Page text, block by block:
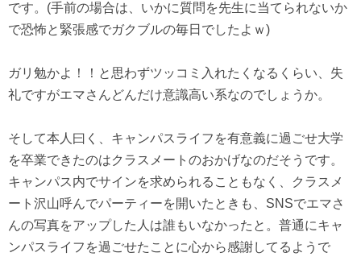
です。(手前の場合は、いかに質問を先生に当てられないか
で恐怖と緊張感でガクブルの毎日でしたよｗ)
ガリ勉かよ！！と思わずツッコミ入れたくなるくらい、失
礼ですがエマさんどんだけ意識高い系なのでしょうか。
そして本人曰く、キャンパスライフを有意義に過ごせ大学
を卒業できたのはクラスメートのおかげなのだそうです。
キャンパス内でサインを求められることもなく、クラスメ
ート沢山呼んでパーティーを開いたときも、SNSでエマさ
んの写真をアップした人は誰もいなかったと。普通にキャ
ンパスライフを過ごせたことに心から感謝してるようで